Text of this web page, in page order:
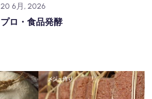
20 6月, 2026
プロ・食品発酵